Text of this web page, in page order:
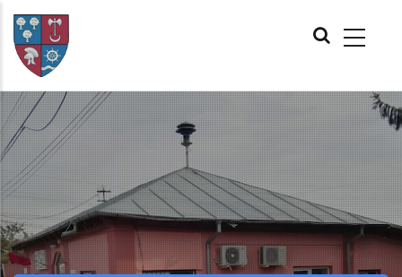
Skip
main
content
NAVIGATION